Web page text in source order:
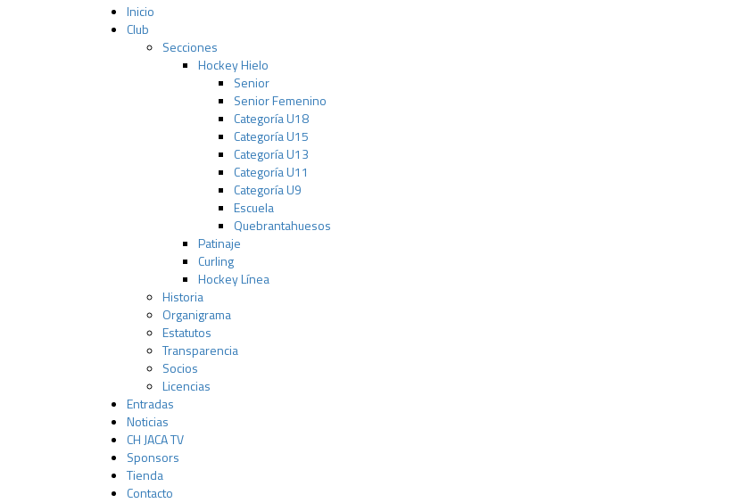
Inicio
Club
Secciones
Hockey Hielo
Senior
Senior Femenino
Categoría U18
Categoría U15
Categoría U13
Categoría U11
Categoría U9
Escuela
Quebrantahuesos
Patinaje
Curling
Hockey Línea
Historia
Organigrama
Estatutos
Transparencia
Socios
Licencias
Entradas
Noticias
CH JACA TV
Sponsors
Tienda
Contacto